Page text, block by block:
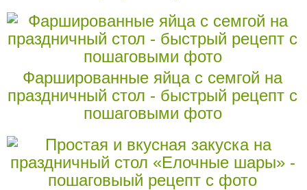
Фаршированные яйца с семгой на
праздничный стол - быстрый рецепт с
пошаговыми фото